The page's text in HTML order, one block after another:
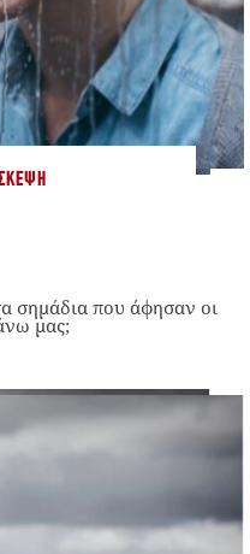
σημάδια που άφησαν οι
μας;